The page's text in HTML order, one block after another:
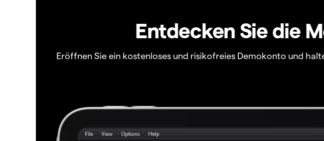
Entdecken Sie die
Eröffnen Sie ein kostenloses und risikofreies Demokonto und